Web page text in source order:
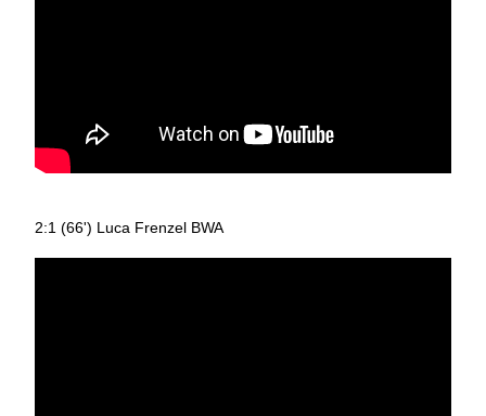
2:1 (66') Luca Frenzel BWA